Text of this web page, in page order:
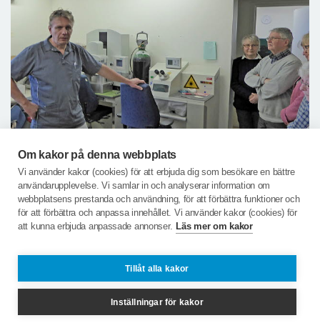
Om kakor på denna webbplats
Vi använder kakor (cookies) för att erbjuda dig som besökare en bättre
användarupplevelse. Vi samlar in och analyserar information om
webbplatsens prestanda och användning, för att förbättra funktioner och
för att förbättra och anpassa innehållet. Vi använder kakor (cookies) för
att kunna erbjuda anpassade annonser. Läs mer om kakor
Tillåt alla kakor
Inställningar för kakor
Mycket imponerade tackar vi Mikael och de övriga för
ett spännande studiebesök.
Dela sidan via:
Facebook